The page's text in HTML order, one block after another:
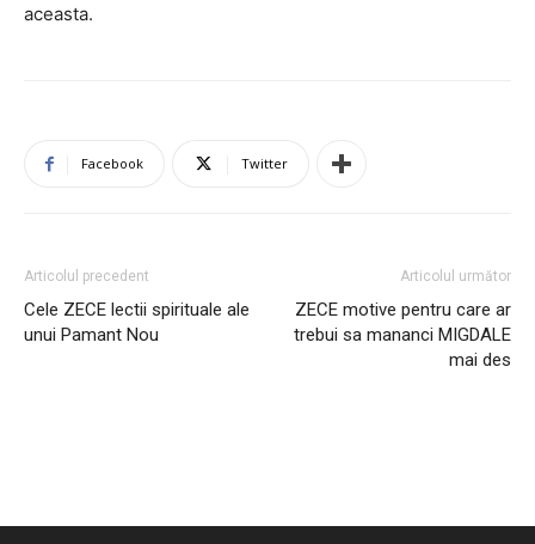
aceasta.
Facebook Twitter
Articolul precedent
Cele ZECE lectii spirituale ale
unui Pamant Nou
Articolul următor
ZECE motive pentru care ar
trebui sa mananci MIGDALE
mai des